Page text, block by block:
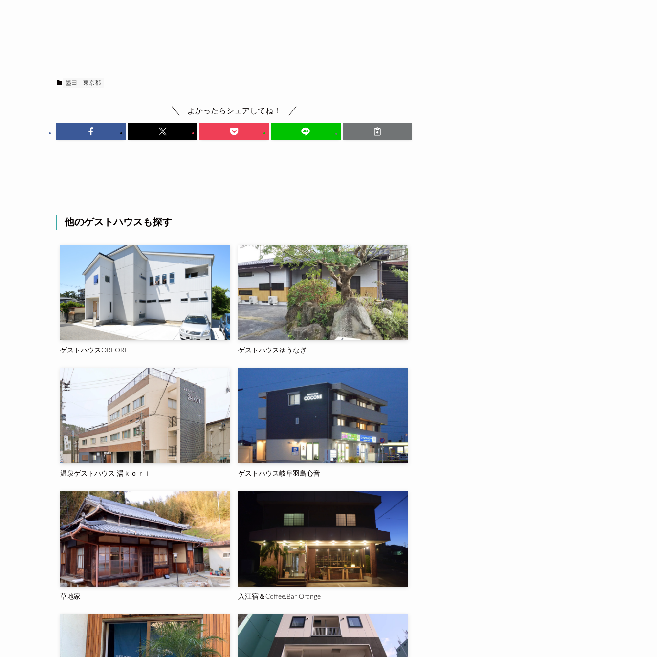
墨田 東京都
よかったらシェアしてね！
他のゲストハウスも探す
ゲストハウスORI ORI ゲストハウスゆうなぎ
温泉ゲストハウス 湯ｋｏｒｉ ゲストハウス岐阜羽島心音
草地家 入江宿＆Coffee.Bar Orange